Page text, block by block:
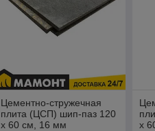
Цементно-стружечная
плита (ЦСП) шип-паз 120
х 60 см, 16 мм
х